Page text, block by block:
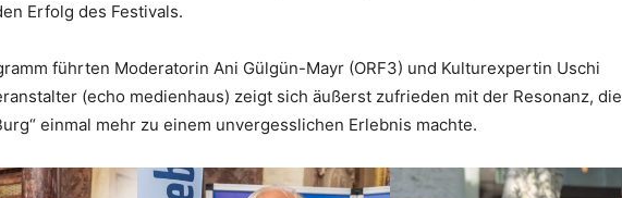
Erfolg des Festivals.
führten Moderatorin Ani Gülgün-Mayr (ORF3) und Kulturexpertin Uschi
(echo medienhaus) zeigt sich äußerst zufrieden mit der Resonanz, die
einmal mehr zu einem unvergesslichen Erlebnis machte.